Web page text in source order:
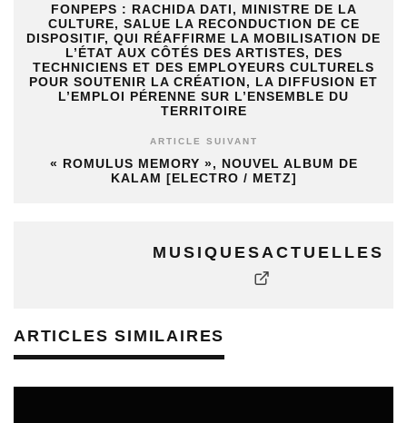
FONPEPS : RACHIDA DATI, MINISTRE DE LA
CULTURE, SALUE LA RECONDUCTION DE CE
DISPOSITIF, QUI RÉAFFIRME LA MOBILISATION DE
L’ÉTAT AUX CÔTÉS DES ARTISTES, DES
TECHNICIENS ET DES EMPLOYEURS CULTURELS
POUR SOUTENIR LA CRÉATION, LA DIFFUSION ET
L’EMPLOI PÉRENNE SUR L’ENSEMBLE DU
TERRITOIRE
ARTICLE SUIVANT
« ROMULUS MEMORY », NOUVEL ALBUM DE
KALAM [ELECTRO / METZ]
MUSIQUESACTUELLES
ARTICLES SIMILAIRES